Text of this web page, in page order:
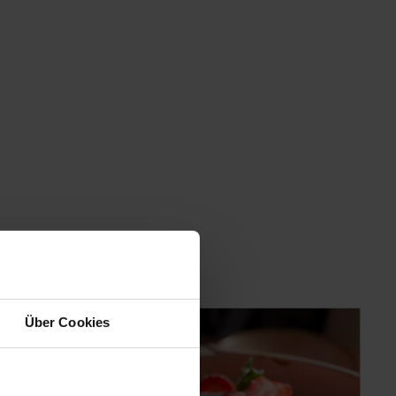
Über Cookies